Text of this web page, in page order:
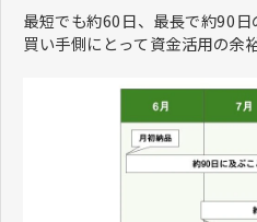
最短でも約60日、最長で約90日
買い手側にとって資金活用の余